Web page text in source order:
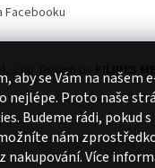
aby se Vám na našem
nejlépe. Proto naše
Budeme rádi, pokud
nám
nakupování.Více
Facebooku
s.r.o. Design by FILIPES